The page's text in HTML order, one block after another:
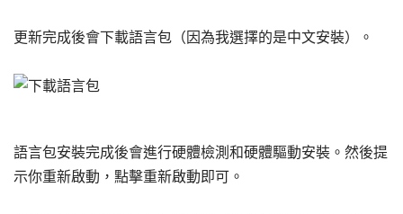
更新完成後會下載語言包（因為我選擇的是中文安裝）。
語言包安裝完成後會進行硬體檢測和硬體驅動安裝。然後提
示你重新啟動，點擊重新啟動即可。